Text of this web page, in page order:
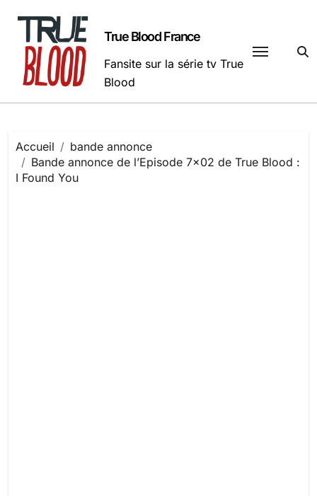
contenu
True Blood France
Fansite sur la série tv True
Blood
Accueil
bande annonce
Bande annonce de l’Episode 7×02 de True Blood :
I Found You